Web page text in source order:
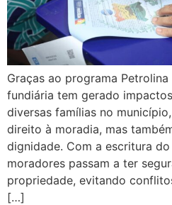
Graças ao programa
fundiária tem gerado
diversas famílias no
direito à moradia, mas
dignidade. Com a escritura
moradores passam a ter
propriedade, evitando
[…]